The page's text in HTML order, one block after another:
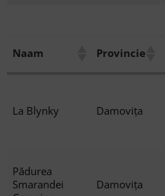
Naam Provincie
La Blynky Damovița
Pădurea
Smarandei
Damovița